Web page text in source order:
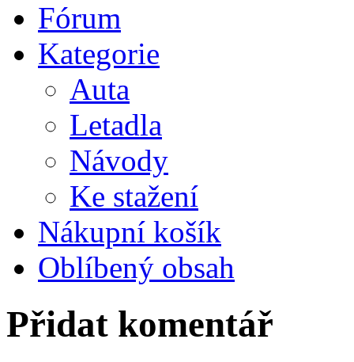
Fórum
Kategorie
Auta
Letadla
Návody
Ke stažení
Nákupní košík
Oblíbený obsah
Přidat komentář